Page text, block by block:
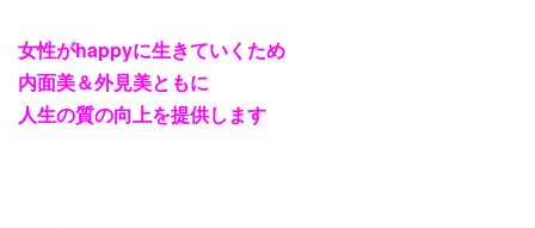
女性がhappyに生きていくため
内面美＆外見美ともに
人生の質の向上を提供します